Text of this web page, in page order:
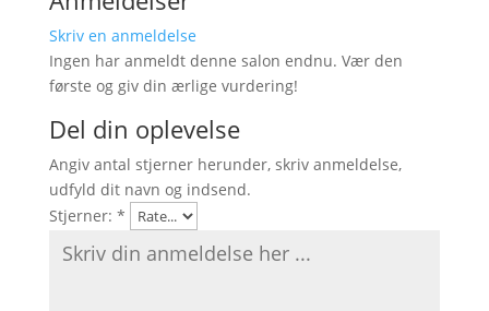
Skriv en anmeldelse
Ingen har anmeldt denne salon endnu. Vær den
første og giv din ærlige vurdering!
Del din oplevelse
Angiv antal stjerner herunder, skriv anmeldelse,
udfyld dit navn og indsend.
Stjerner: *